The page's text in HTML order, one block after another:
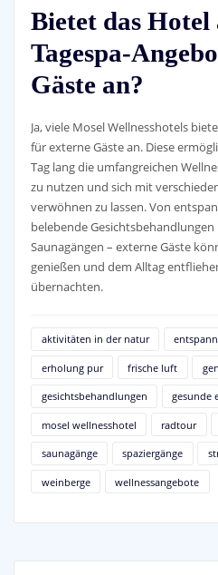
Bietet das Hotel
Tagespa-
Gäste an?
Ja, viele Mosel Wellnesshotels
für externe Gäste an. Diese
Tag lang die umfangreichen
zu nutzen und sich mit
verwöhnen zu lassen. Von
belebende
Saunagängen – externe Gäste
genießen und dem Alltag
übernachten.
aktivitäten in der natur
erholung pur frische luft
gesichtsbehandlungen gesunde
mosel wellnesshotel radtour
saunagänge spaziergänge
weinberge wellnessangebote